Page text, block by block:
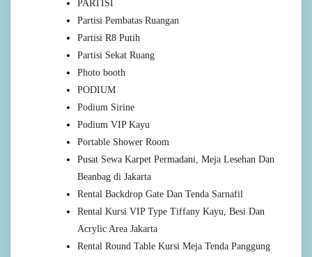
PARTISI
Partisi Pembatas Ruangan
Partisi R8 Putih
Partisi Sekat Ruang
Photo booth
PODIUM
Podium Sirine
Podium VIP Kayu
Portable Shower Room
Pusat Sewa Karpet Permadani, Meja Lesehan Dan
Beanbag di Jakarta
Rental Backdrop Gate Dan Tenda Sarnafil
Rental Kursi VIP Type Tiffany Kayu, Besi Dan
Acrylic Area Jakarta
Rental Round Table Kursi Meja Tenda Panggung